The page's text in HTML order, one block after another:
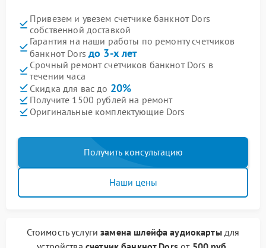
Привезем и увезем счетчике банкнот Dors
собственной доставкой
Гарантия на наши работы по ремонту счетчиков
банкнот Dors до 3-х лет
Срочный ремонт счетчиков банкнот Dors в
течении часа
Скидка для вас до 20%
Получите 1500 рублей на ремонт
Оригинальные комплектующие Dors
Получить консультацию
Наши цены
Стоимость услугизамена шлейфа аудиокартыдля